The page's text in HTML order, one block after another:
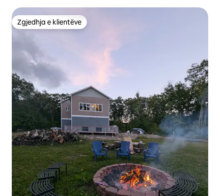
Zgjedhja e klientëve
Zgjedhja e klientëve